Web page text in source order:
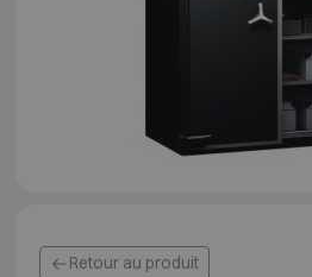
Retour au produit